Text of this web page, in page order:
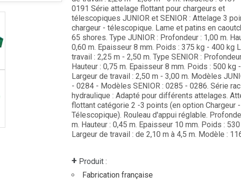
+ Produit :
Fabrication française
0191 Série attelage flottant pour chargeurs et
télescopiques JUNIOR et SENIOR : Attelage 3
chargeur - télescopique. Lame et patins en
65 shores. Type JUNIOR : Profondeur : 1,00 m.
0,60 m. Epaisseur 8 mm. Poids : 375 kg - 400 kg
travail : 2,25 m - 2,50 m. Type SENIOR :
Hauteur : 0,75 m. Epaisseur 8 mm. Poids : 500 kg
Largeur de travail : 2,50 m - 3,00 m. Modèles
- 0284 - Modèles SENIOR : 0285 - 0286. Série
hydraulique : Adapté pour différents attelages.
flottant catégorie 2 -3 points (en option Chargeur -
Télescopique). Rouleau d'appui réglable.
m. Hauteur : 0,45 m. Epaisseur 10 mm. Poids :
Largeur de travail : de 2,10 m à 4,5 m. Modèle :